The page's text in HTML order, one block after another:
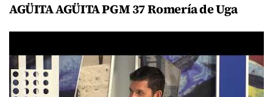
AGÜITA AGÜITA PGM 37 Romería de Uga